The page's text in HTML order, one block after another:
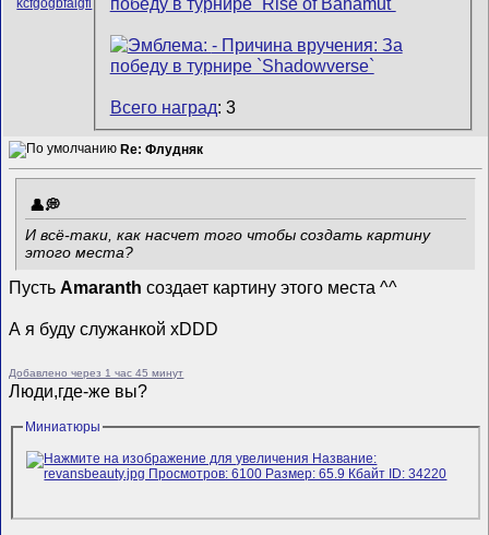
Всего наград: 3
Re: Флудняк
И всё-таки, как насчет того чтобы создать картину
этого места?
Пусть Amaranth создает картину этого места ^^
А я буду служанкой xDDD
Добавлено через 1 час 45 минут
Люди,где-же вы?
Миниатюры